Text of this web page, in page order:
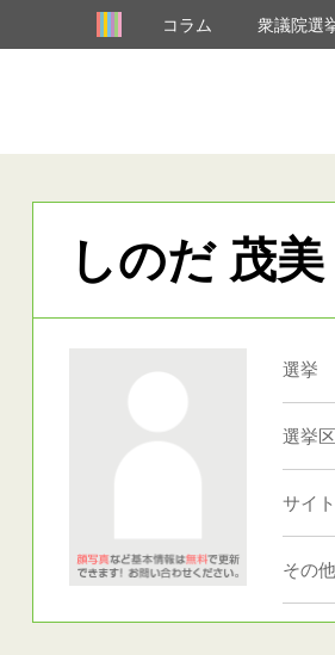
コラム 衆議院選
しのだ 茂美
選挙
選挙区
サイト
その他